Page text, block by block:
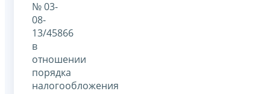
№ 03-
08-
13/45866
в
отношении
порядка
налогообложения